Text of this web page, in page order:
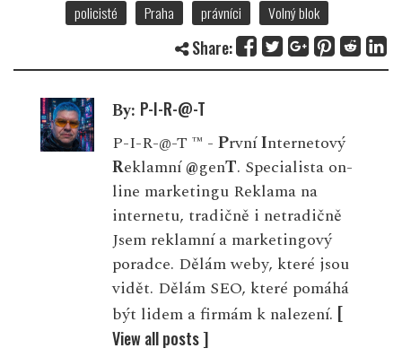
policisté Praha právníci Volný blok
Share:
By: P-I-R-@-T
P-I-R-@-T ™ - PrvníInternetový
Reklamní@genT. Specialista on-
line marketingu Reklama na
internetu, tradičně i netradičně
Jsem reklamní a marketingový
poradce. Dělám weby, které jsou
vidět. Dělám SEO, které pomáhá
být lidem a firmám k nalezení. [
View all posts ]